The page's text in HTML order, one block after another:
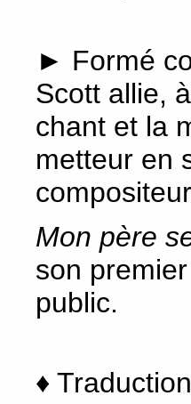
► Formé
Scott allie,
chant et la
metteur en
Mon père
son
public.
♦